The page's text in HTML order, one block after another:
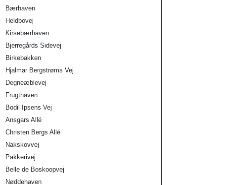
Bærhaven
Heldbovej
Kirsebærhaven
Bjerregårds Sidevej
Birkebakken
Hjalmar Bergstrøms Vej
Degneæblevej
Frugthaven
Bodil Ipsens Vej
Ansgars Allé
Christen Bergs Allé
Nakskovvej
Pakkerivej
Belle de Boskoopvej
Nøddehaven